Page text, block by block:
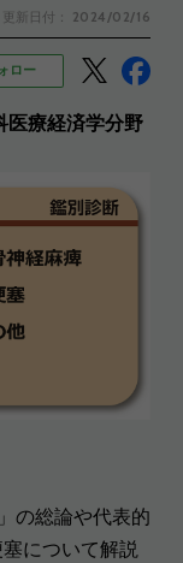
更新日付： 2024/02/16
ロー
医療経済学分野
の総論や代表的
について解説